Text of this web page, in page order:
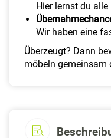
Hier lernst du
Wir haben eine
Überzeugt? Dann
möbeln gemeinsam